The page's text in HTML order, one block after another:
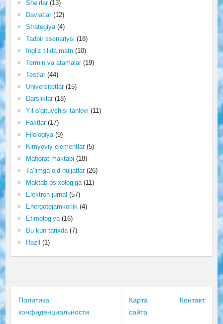
She’rlar(13)
Davlatlar(12)
Strategiya(4)
Tadbir ssenariysi (18)
Ingliz tilida matn(10)
Termin va atamalar(19)
Testlar(44)
Universitetlar(15)
Darsliklar(18)
Yil o‘qituvchisi tanlovi (11)
Faktlar(17)
Filologiya(9)
Kimyoviy elementlar(5)
Mahorat maktabi (18)
Ta’limga oid hujjatlar(26)
Maktab psixologiga(11)
Elektron jurnal (57)
Energotejamkorlik(4)
Etimologiya(16)
Bu kun tarixda(7)
Hazil (1)
Политика
конфиденциальности
Карта
сайта
Контакт